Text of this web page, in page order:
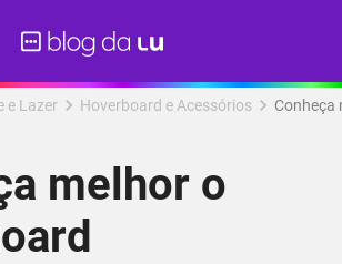
e Lazer Hoverboard e Acessórios Conheça
melhor o